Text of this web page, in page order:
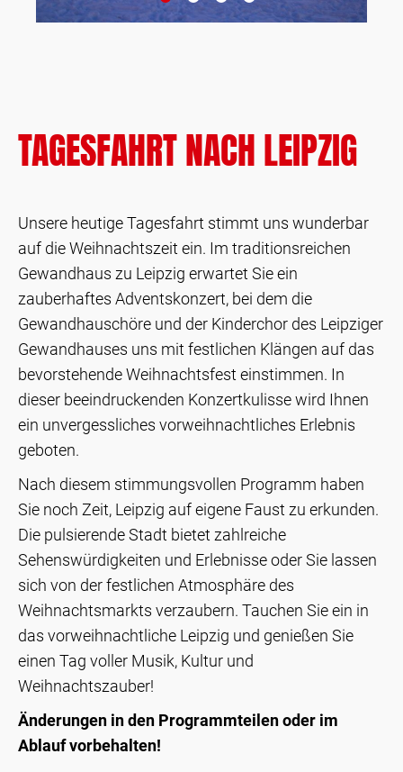
TAGESFAHRT NACH LEIPZIG
Unsere heutige Tagesfahrt stimmt uns wunderbar
auf die Weihnachtszeit ein. Im traditionsreichen
Gewandhaus zu Leipzig erwartet Sie ein
zauberhaftes Adventskonzert, bei dem die
Gewandhauschöre und der Kinderchor des Leipziger
Gewandhauses uns mit festlichen Klängen auf das
bevorstehende Weihnachtsfest einstimmen. In
dieser beeindruckenden Konzertkulisse wird Ihnen
ein unvergessliches vorweihnachtliches Erlebnis
geboten.
Nach diesem stimmungsvollen Programm haben
Sie noch Zeit, Leipzig auf eigene Faust zu erkunden.
Die pulsierende Stadt bietet zahlreiche
Sehenswürdigkeiten und Erlebnisse oder Sie lassen
sich von der festlichen Atmosphäre des
Weihnachtsmarkts verzaubern. Tauchen Sie ein in
das vorweihnachtliche Leipzig und genießen Sie
einen Tag voller Musik, Kultur und
Weihnachtszauber!
Änderungen in den Programmteilen oder im
Ablauf vorbehalten!